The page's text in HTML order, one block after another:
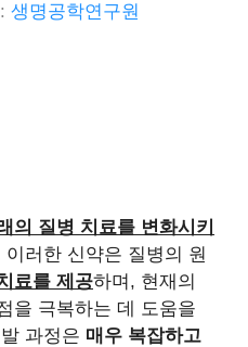
생명공학연구원
의 질병 치료를 변화시키
러한 신약은 질병의 원
료를 제공하며, 현재의
을 극복하는 데 도움을
과정은 매우 복잡하고